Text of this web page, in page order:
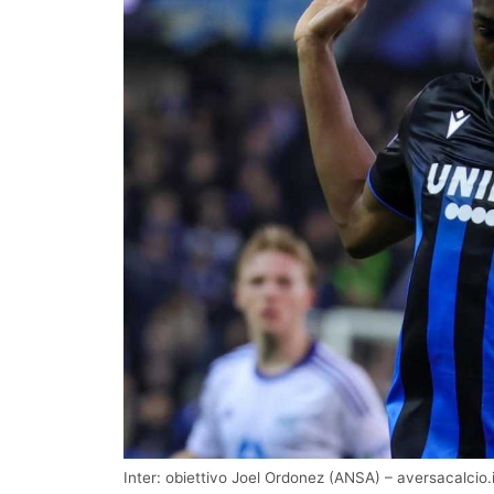
Inter: obiettivo Joel Ordonez (ANSA) –